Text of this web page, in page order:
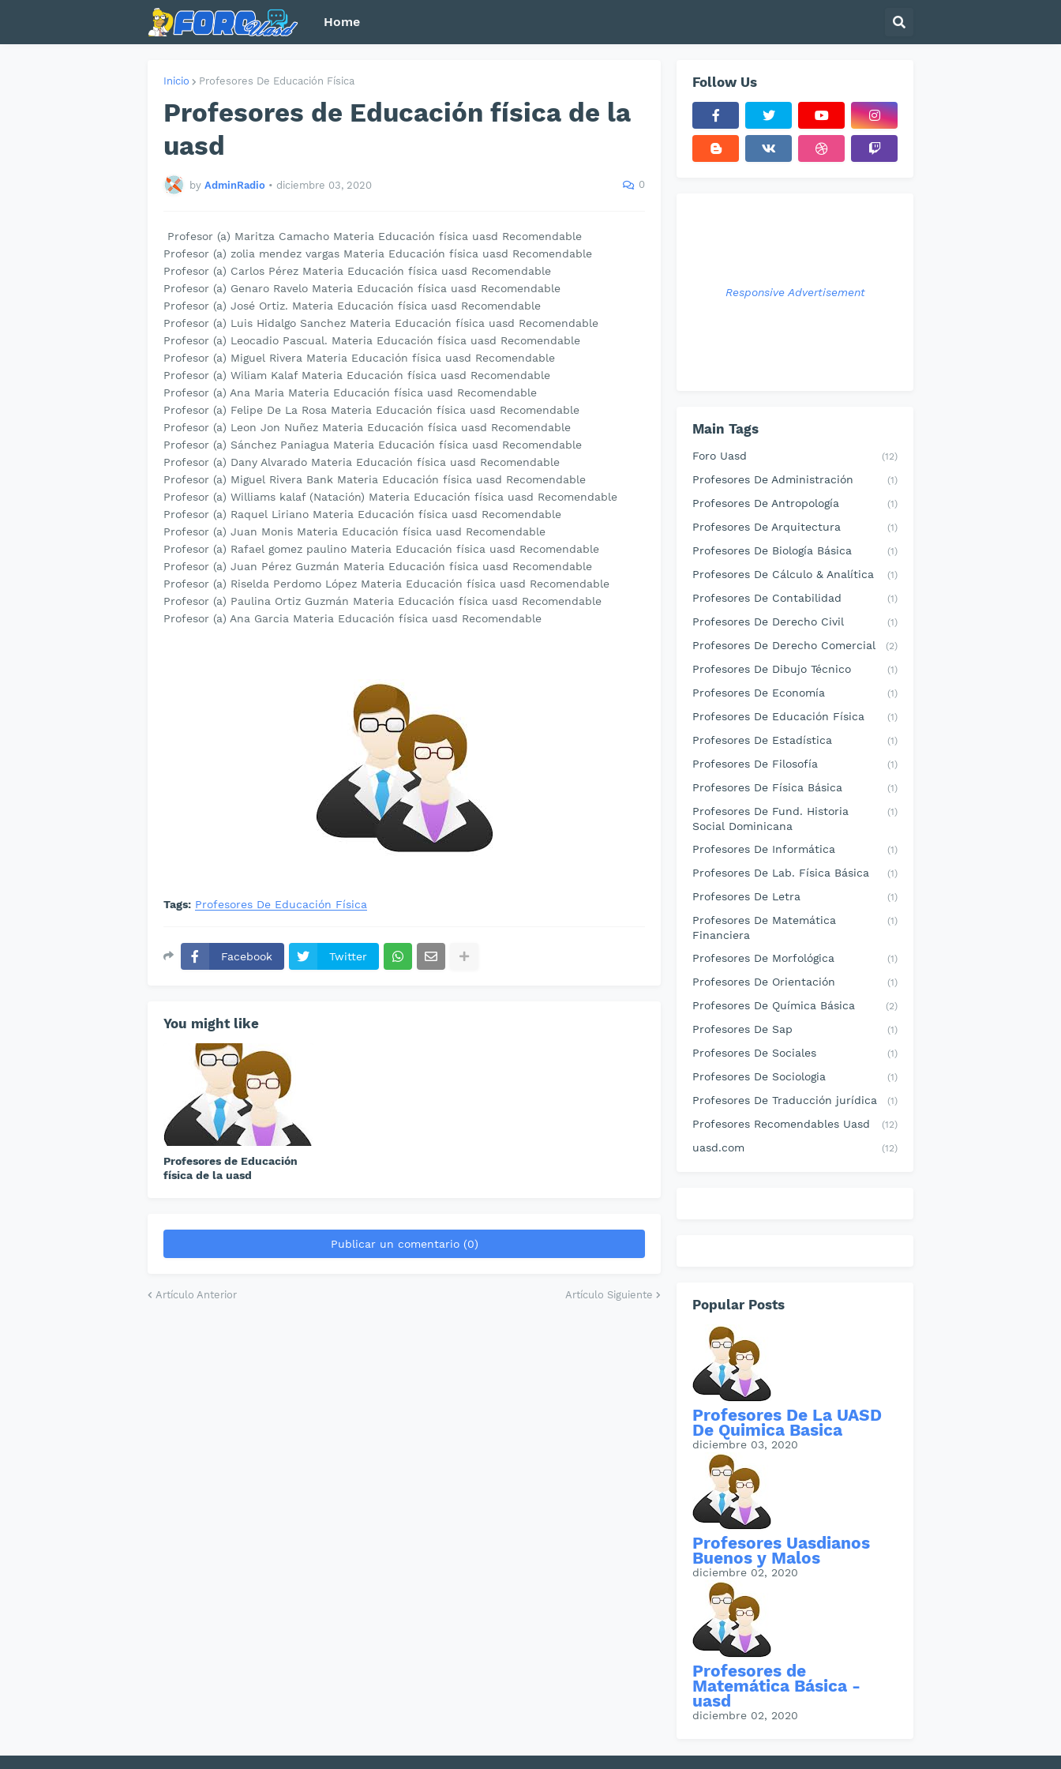
Home
Inicio Profesores De Educación Física
Profesores de Educación física de la
uasd
by AdminRadio • diciembre 03, 2020 0
Profesor (a) Maritza Camacho Materia Educación física uasd Recomendable
Profesor (a) zolia mendez vargas Materia Educación física uasd Recomendable
Profesor (a) Carlos Pérez Materia Educación física uasd Recomendable
Profesor (a) Genaro Ravelo Materia Educación física uasd Recomendable
Profesor (a) José Ortiz. Materia Educación física uasd Recomendable
Profesor (a) Luis Hidalgo Sanchez Materia Educación física uasd Recomendable
Profesor (a) Leocadio Pascual. Materia Educación física uasd Recomendable
Profesor (a) Miguel Rivera Materia Educación física uasd Recomendable
Profesor (a) Wiliam Kalaf Materia Educación física uasd Recomendable
Profesor (a) Ana Maria Materia Educación física uasd Recomendable
Profesor (a) Felipe De La Rosa Materia Educación física uasd Recomendable
Profesor (a) Leon Jon Nuñez Materia Educación física uasd Recomendable
Profesor (a) Sánchez Paniagua Materia Educación física uasd Recomendable
Profesor (a) Dany Alvarado Materia Educación física uasd Recomendable
Profesor (a) Miguel Rivera Bank Materia Educación física uasd Recomendable
Profesor (a) Williams kalaf (Natación) Materia Educación física uasd Recomendable
Profesor (a) Raquel Liriano Materia Educación física uasd Recomendable
Profesor (a) Juan Monis Materia Educación física uasd Recomendable
Profesor (a) Rafael gomez paulino Materia Educación física uasd Recomendable
Profesor (a) Juan Pérez Guzmán Materia Educación física uasd Recomendable
Profesor (a) Riselda Perdomo López Materia Educación física uasd Recomendable
Profesor (a) Paulina Ortiz Guzmán Materia Educación física uasd Recomendable
Profesor (a) Ana Garcia Materia Educación física uasd Recomendable
Tags: Profesores De Educación Física
Facebook Twitter
You might like
Profesores de Educación
física de la uasd
Publicar un comentario (0)
Artículo Anterior Artículo Siguiente
Follow Us
Responsive Advertisement
Main Tags
Foro Uasd (12)
Profesores De Administración (1)
Profesores De Antropología (1)
Profesores De Arquitectura (1)
Profesores De Biología Básica (1)
Profesores De Cálculo & Analítica (1)
Profesores De Contabilidad (1)
Profesores De Derecho Civil (1)
Profesores De Derecho Comercial (2)
Profesores De Dibujo Técnico (1)
Profesores De Economía (1)
Profesores De Educación Física (1)
Profesores De Estadística (1)
Profesores De Filosofía (1)
Profesores De Física Básica (1)
Profesores De Fund. Historia
Social Dominicana
(1)
Profesores De Informática (1)
Profesores De Lab. Física Básica (1)
Profesores De Letra (1)
Profesores De Matemática
Financiera
(1)
Profesores De Morfológica (1)
Profesores De Orientación (1)
Profesores De Química Básica (2)
Profesores De Sap (1)
Profesores De Sociales (1)
Profesores De Sociologia (1)
Profesores De Traducción jurídica (1)
Profesores Recomendables Uasd (12)
uasd.com (12)
Popular Posts
Profesores De La UASD
De Quimica Basica
diciembre 03, 2020
Profesores Uasdianos
Buenos y Malos
diciembre 02, 2020
Profesores de
Matemática Básica -
uasd
diciembre 02, 2020